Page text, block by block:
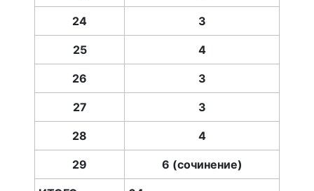
24 3
25 4
26 3
27 3
28 4
29 6 (сочинение)